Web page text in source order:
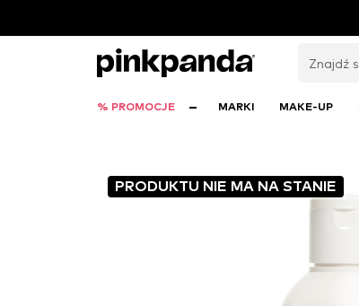
% PROMOCJE MARKI MAKE-UP
PRODUKTU NIE MA NA STANIE